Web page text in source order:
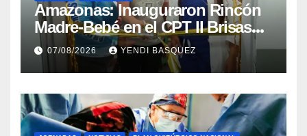
​Amazonas: Inauguraron Rincón
Madre-Bebé en el CPT II Brisas
del Aeropuerto ​Inauguraron
Rincón
07/08/2026 YENDI BASQUEZ